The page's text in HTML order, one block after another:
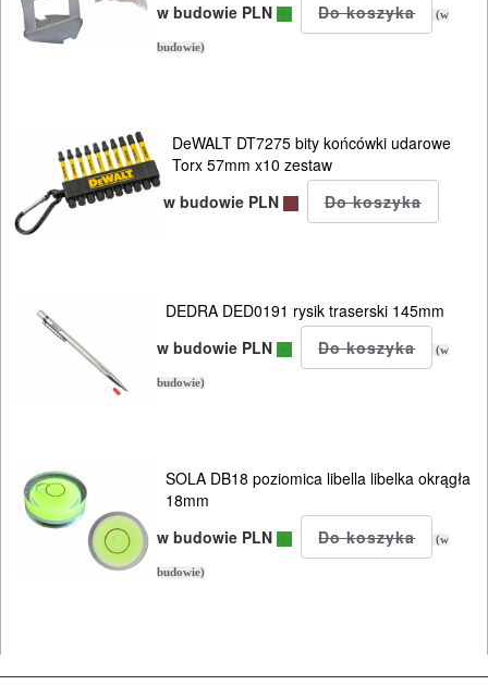
SPRZĘT
AGD
NARZĘDZIA
PILARKI-
KOSIARKI-
KOSY
CIŚNIENIOWE
w budowie PLN
(w
budowie)
DeWALT DT7275 bity końcówki udarowe
Torx 57mm x10 zestaw
w budowie PLN
DEDRA DED0191 rysik traserski 145mm
w budowie PLN
(w
budowie)
SOLA DB18 poziomica libella libelka okrągła
18mm
w budowie PLN
(w
budowie)